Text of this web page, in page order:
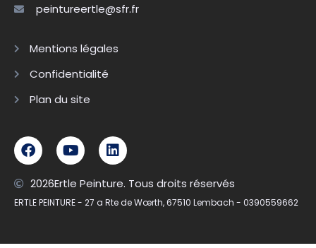
peintureertle@sfr.fr
Mentions légales
Confidentialité
Plan du site
2026Ertle Peinture. Tous droits réservés
ERTLE PEINTURE - 27 a Rte de Wœrth, 67510 Lembach - 0390559662